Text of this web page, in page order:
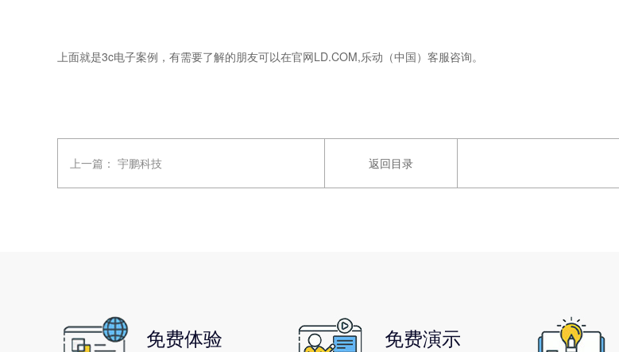
上面就是3c电子案例，有需要了解的朋友可以在官网LD.COM,乐动（中国）客服咨询。
上一篇： 宇鹏科技 返回目录
免费体验 免费演示